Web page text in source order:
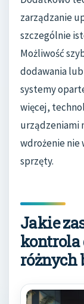
zarządzanie
szczególnie
Możliwość
dodawania
systemy
więcej,
urządzeniami
wdrożenie nie
sprzęty.
Jakie
kontrola
różnych